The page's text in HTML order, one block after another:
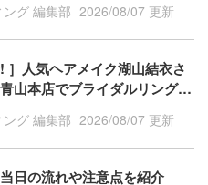
グ 編集部 2026/08/07 更新
］人気ヘアメイク湖山結衣さ
山本店でブライダルリング体
グ 編集部 2026/08/07 更新
日の流れや注意点を紹介